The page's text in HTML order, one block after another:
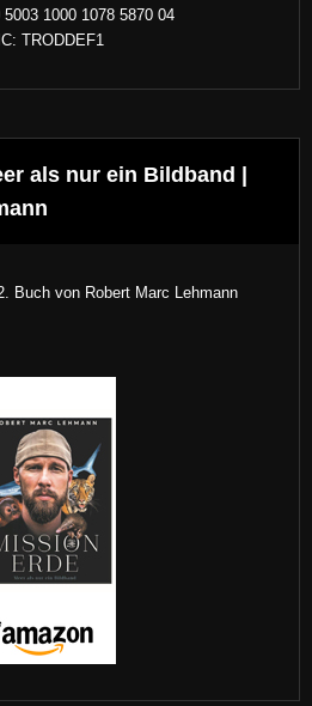
1000 1078 5870 04
TRODDEF1
als nur ein Bildband |
Buch von Robert Marc Lehmann